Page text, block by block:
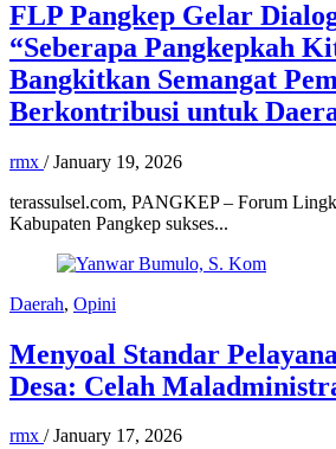
FLP Pangkep Gelar
“Seberapa Pangkepkah
Bangkitkan Semangat
Berkontribusi untuk
rmx / January 19, 2026
terassulsel.com, PANGKEP – Forum
Kabupaten Pangkep sukses...
Daerah, Opini
Menyoal Standar
Desa: Celah
rmx / January 17, 2026